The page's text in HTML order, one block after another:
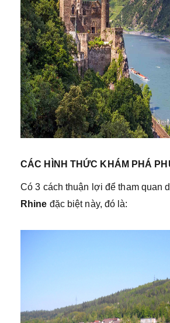
CÁC HÌNH THỨC KHÁM PHÁ
Có 3 cách thuận lợi để tham quan
Rhine đặc biệt này, đó là: